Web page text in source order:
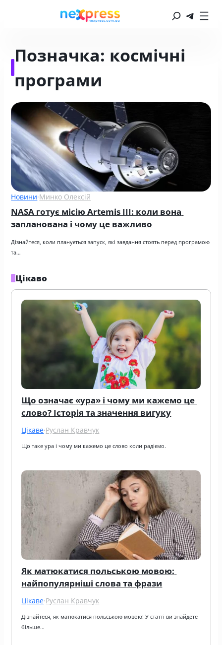
Позначка: космічні
програми
Новини·Минко Олексій
NASA готує місію Artemis III: коли вона
запланована і чому це важливо
Дізнайтеся, коли планується запуск, які завдання стоять перед програмою
та…
Цікаво
Що означає «ура» і чому ми кажемо це
слово? Історія та значення вигуку
Цікаве·Руслан Кравчук
Що таке ура і чому ми кажемо це слово коли радіємо.
Як матюкатися польською мовою:
найпопулярніші слова та фрази
Цікаве·Руслан Кравчук
Дізнайтеся, як матюкатися польською мовою! У статті ви знайдете
більше…